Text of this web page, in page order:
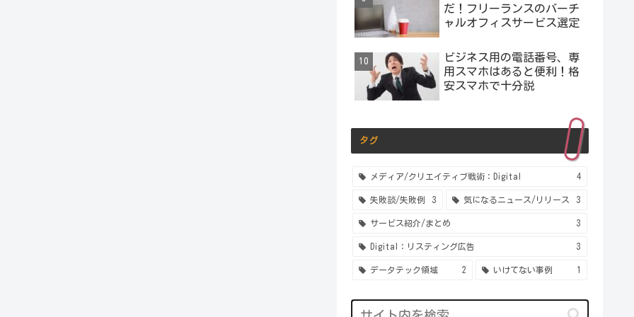
だ！フリーランスのバーチ
ャルオフィスサービス選定
ビジネス用の電話番号、専
用スマホはあると便利！格
安スマホで十分説
タグ
メディア/クリエイティブ戦術：Digital 4
失敗談/失敗例 3 気になるニュース/リリース 3
サービス紹介/まとめ 3
Digital：リスティング広告 3
データテック領域 2 いけてない事例 1